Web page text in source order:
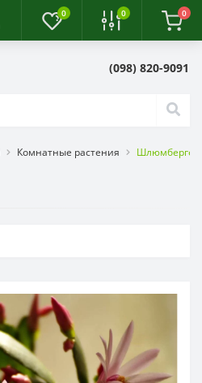
0 0 0
(098) 820-9091
Комнатные растения